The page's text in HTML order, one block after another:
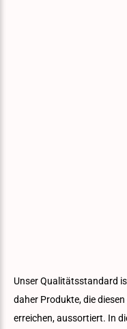
Unser Qualitätsstandard
daher Produkte, die
erreichen, aussortiert. In